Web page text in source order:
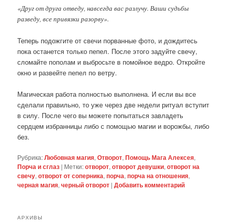
«Друг от друга отведу, навсегда вас разлучу. Ваши судьбы
разведу, все привязки разорву».
Теперь подожгите от свечи порванные фото, и дождитесь
пока останется только пепел. После этого задуйте свечу,
сломайте пополам и выбросьте в помойное ведро. Откройте
окно и развейте пепел по ветру.
Магическая работа полностью выполнена. И если вы все
сделали правильно, то уже через две недели ритуал вступит
в силу. После чего вы можете попытаться завладеть
сердцем избранницы либо с помощью магии и ворожбы, либо
без.
Рубрика:Любовная магия,Отворот,Помощь Мага Алексея,
Порча и сглаз | Метки:отворот,отворот девушки,отворот на
свечу,отворот от соперника,порча,порча на отношения,
черная магия,черный отворот |Добавить комментарий
АРХИВЫ